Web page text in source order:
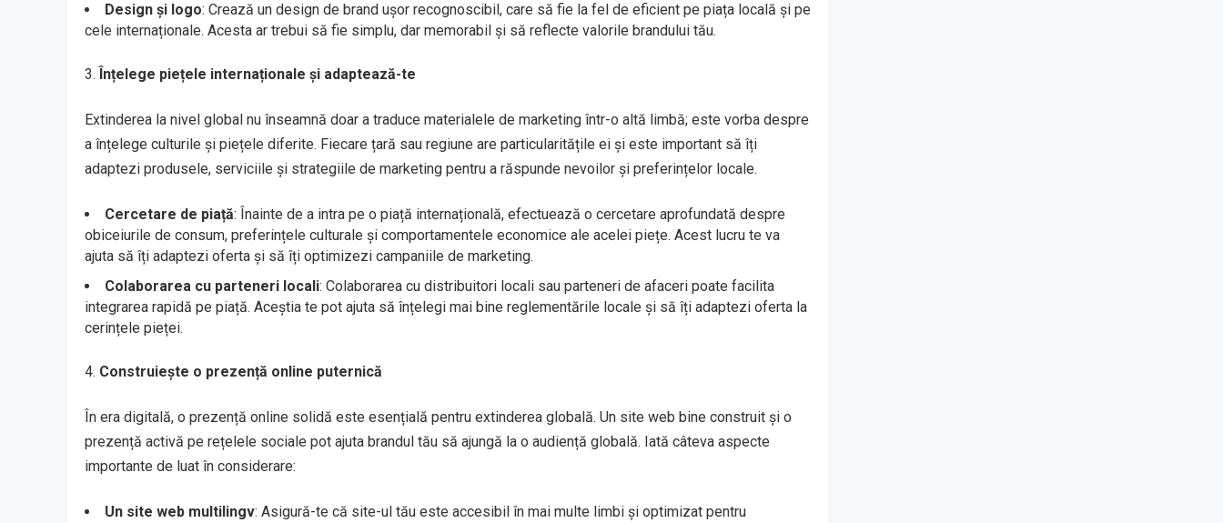
Design și logo: Crează un design de brand ușor recognoscibil, care să fie la fel de eficient pe piața locală și pe
cele internaționale. Acesta ar trebui să fie simplu, dar memorabil și să reflecte valorile brandului tău.
Înțelege piețele internaționale și adaptează-te
Extinderea la nivel global nu înseamnă doar a traduce materialele de marketing într-o altă limbă; este vorba despre
a înțelege culturile și piețele diferite. Fiecare țară sau regiune are particularitățile ei și este important să îți
adaptezi produsele, serviciile și strategiile de marketing pentru a răspunde nevoilor și preferințelor locale.
Cercetare de piață: Înainte de a intra pe o piață internațională, efectuează o cercetare aprofundată despre
obiceiurile de consum, preferințele culturale și comportamentele economice ale acelei piețe. Acest lucru te va
ajuta să îți adaptezi oferta și să îți optimizezi campaniile de marketing.
Colaborarea cu parteneri locali: Colaborarea cu distribuitori locali sau parteneri de afaceri poate facilita
integrarea rapidă pe piață. Aceștia te pot ajuta să înțelegi mai bine reglementările locale și să îți adaptezi oferta la
cerințele pieței.
Construiește o prezență online puternică
În era digitală, o prezență online solidă este esențială pentru extinderea globală. Un site web bine construit și o
prezență activă pe rețelele sociale pot ajuta brandul tău să ajungă la o audiență globală. Iată câteva aspecte
importante de luat în considerare:
Un site web multilingv: Asigură-te că site-ul tău este accesibil în mai multe limbi și optimizat pentru